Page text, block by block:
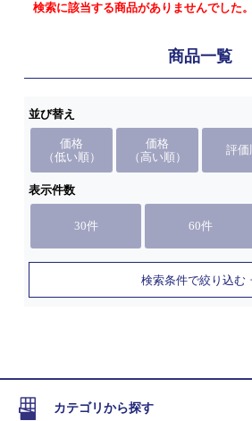
検索に該当する商品がありませんでした。
商品一覧
並び替え
価格
（低い順）
価格
（高い順）
評価
表示件数
30件 60件
検索条件で絞り込む
カテゴリから探す